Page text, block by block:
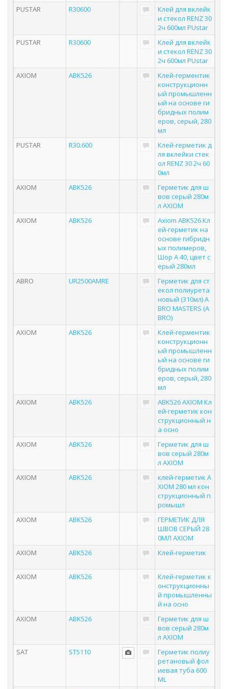
PUSTAR
R30600
Клей для вклейк
и стекол RENZ 30
2ч 600мл PUstar
PUSTAR
R30600
Клей для вклейк
и стекол RENZ 30
2ч 600мл PUstar
AXIOM
ABK526
Клей-герментик
конструкционн
ый промышленн
ый на основе ги
бридных полим
еров, серый, 280
мл
PUSTAR
R30.600
Клей-герметик д
ля вклейки стек
ол RENZ 30 2ч 60
0мл
AXIOM
ABK526
Герметик для ш
вов серый 280м
л AXIOM
AXIOM
ABK526
Axiom ABK526 Кл
ей-герметик на
основе гибридн
ых полимеров,
Шор А 40, цвет с
ерый 280мл
ABRO
UR2500AMRE
Герметик для ст
екол полиурета
новый (310мл) A
BRO MASTERS (A
BRO)
AXIOM
ABK526
Клей-герментик
конструкционн
ый промышленн
ый на основе ги
бридных полим
еров, серый, 280
мл
AXIOM
ABK526
ABK526 AXIOM Кл
ей-герметик кон
струкционный н
а осно
AXIOM
ABK526
Герметик для ш
вов серый 280м
л AXIOM
AXIOM
ABK526
клей-герметик A
XIOM 280 мл кон
струкционный п
ромышл
AXIOM
ABK526
ГЕРМЕТИК ДЛЯ
ШВОВ СЕРЫЙ 28
0МЛ AXIOM
AXIOM
ABK526 Клей-герметик
AXIOM ABK526
Клей-герметик к
онструкционны
й промышленны
й на осно
AXIOM
ABK526
Герметик для ш
вов серый 280м
л AXIOM
SAT
ST5110
Герметик полиу
ретановый фол
иевая туба 600
ML